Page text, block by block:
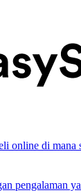
online di mana
pengalaman